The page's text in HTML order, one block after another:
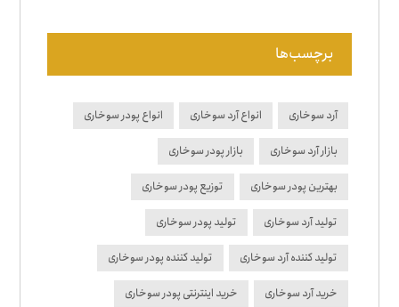
برچسب‌ها
آرد سوخاری انواع آرد سوخاری انواع پودر سوخاری
بازار آرد سوخاری بازار پودر سوخاری
بهترین پودر سوخاری توزیع پودر سوخاری
تولید آرد سوخاری تولید پودر سوخاری
تولید کننده آرد سوخاری تولید کننده پودر سوخاری
خرید آرد سوخاری خرید اینترنتی پودر سوخاری